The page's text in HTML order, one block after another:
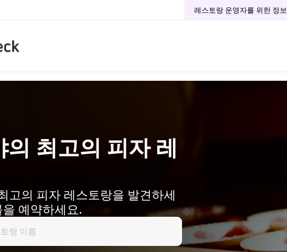
레스토랑 운영자를 위한 정보
의 최고의 피자 레
고의 피자 레스토랑을 발견하세
예약하세요.